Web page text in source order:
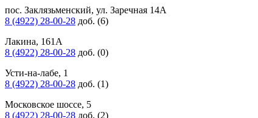
пос. Заклязьменский, ул. Заречная 14А
8 (4922) 28-00-28 доб. (6)
Лакина, 161А
8 (4922) 28-00-28 доб. (0)
Усти-на-лабе, 1
8 (4922) 28-00-28 доб. (1)
Московское шоссе, 5
8 (4922) 28-00-28 доб. (2)